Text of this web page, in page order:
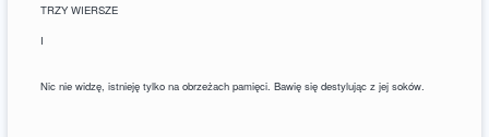
TRZY WIERSZE
I
Nic nie widzę, istnieję tylko na obrzeżach pamięci. Bawię się destylując z jej soków.